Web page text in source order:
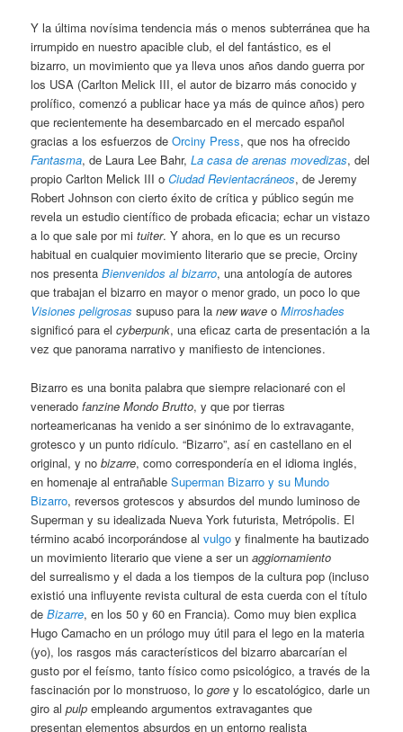
Y la última novísima tendencia más o menos subterránea que ha
irrumpido en nuestro apacible club, el del fantástico, es el
bizarro, un movimiento que ya lleva unos años dando guerra por
los USA (Carlton Melick III, el autor de bizarro más conocido y
prolífico, comenzó a publicar hace ya más de quince años) pero
que recientemente ha desembarcado en el mercado español
gracias a los esfuerzos deOrciny Press, que nos ha ofrecido
Fantasma, de Laura Lee Bahr,La casa de arenas movedizas, del
propio Carlton Melick III oCiudad Revientacráneos, de Jeremy
Robert Johnson con cierto éxito de crítica y público según me
revela un estudio científico de probada eficacia; echar un vistazo
a lo que sale por mituiter. Y ahora, en lo que es un recurso
habitual en cualquier movimiento literario que se precie, Orciny
nos presentaBienvenidos al bizarro, una antología de autores
que trabajan el bizarro en mayor o menor grado, un poco lo que
Visiones peligrosas supuso para lanew wave oMirroshades
significó para elcyberpunk, una eficaz carta de presentación a la
vez que panorama narrativo y manifiesto de intenciones.
Bizarro es una bonita palabra que siempre relacionaré con el
veneradofanzine Mondo Brutto, y que por tierras
norteamericanas ha venido a ser sinónimo de lo extravagante,
grotesco y un punto ridículo. “Bizarro”, así en castellano en el
original, y nobizarre, como correspondería en el idioma inglés,
en homenaje al entrañableSuperman Bizarro y su Mundo
Bizarro, reversos grotescos y absurdos del mundo luminoso de
Superman y su idealizada Nueva York futurista, Metrópolis. El
término acabó incorporándose alvulgo y finalmente ha bautizado
un movimiento literario que viene a ser unaggiornamiento
del surrealismo y el dada a los tiempos de la cultura pop (incluso
existió una influyente revista cultural de esta cuerda con el título
deBizarre, en los 50 y 60 en Francia). Como muy bien explica
Hugo Camacho en un prólogo muy útil para el lego en la materia
(yo), los rasgos más característicos del bizarro abarcarían el
gusto por el feísmo, tanto físico como psicológico, a través de la
fascinación por lo monstruoso, logore y lo escatológico, darle un
giro alpulpempleando argumentos extravagantes que
presentan elementos absurdos en un entorno realista